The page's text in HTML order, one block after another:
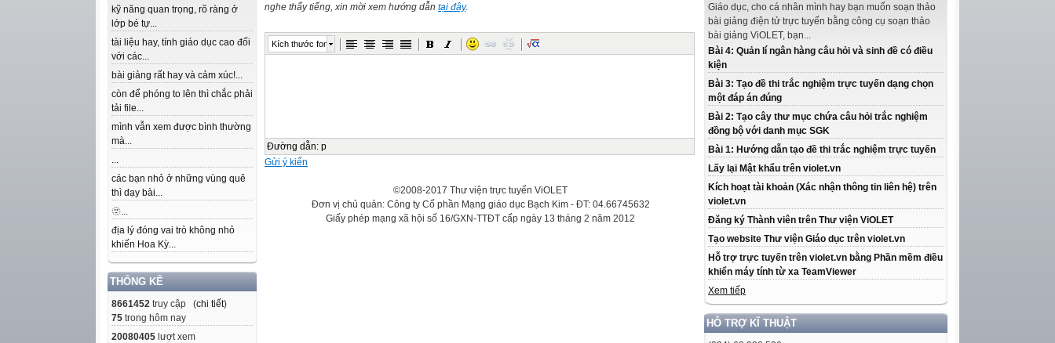
kỹ năng quan trọng, rõ ràng ở
lớp bé tự...
tài liệu hay, tính giáo dục cao đối
với các...
bài giảng rất hay và cảm xúc!...
còn để phóng to lên thì chắc phải
tải file...
mình vẫn xem được bình thường
mà...
...
các bạn nhỏ ở những vùng quê
thì dạy bài...
🫥...
địa lý đóng vai trò không nhỏ
khiến Hoa Kỳ...
THỐNG KÊ
8661452 truy cập (chi tiết)
75 trong hôm nay
20080405 lượt xem
Giáo dục, cho cá nhân mình hay bạn muốn soạn thảo
bài giảng điện tử trực tuyến bằng công cụ soạn thảo
bài giảng ViOLET, bạn...
Bài 4: Quản lí ngân hàng câu hỏi và sinh đề có điều
kiện
Bài 3: Tạo đề thi trắc nghiệm trực tuyến dạng chọn
một đáp án đúng
Bài 2: Tạo cây thư mục chứa câu hỏi trắc nghiệm
đồng bộ với danh mục SGK
Bài 1: Hướng dẫn tạo đề thi trắc nghiệm trực tuyến
Lấy lại Mật khẩu trên violet.vn
Kích hoạt tài khoản (Xác nhận thông tin liên hệ) trên
violet.vn
Đăng ký Thành viên trên Thư viện ViOLET
Tạo website Thư viện Giáo dục trên violet.vn
Hỗ trợ trực tuyến trên violet.vn bằng Phần mềm điều
khiển máy tính từ xa TeamViewer
Xem tiếp
HỖ TRỢ KĨ THUẬT
nghe thấy tiếng, xin mời xem hướng dẫn tại đây.
Kích thước font
Đường dẫn: p
Gửi ý kiến
©2008-2017 Thư viện trực tuyến ViOLET
Đơn vị chủ quản: Công ty Cổ phần Mạng giáo dục Bạch Kim - ĐT: 04.66745632
Giấy phép mạng xã hội số 16/GXN-TTĐT cấp ngày 13 tháng 2 năm 2012